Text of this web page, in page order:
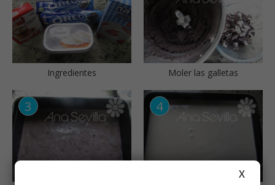
Ingredientes Moler las galletas
X